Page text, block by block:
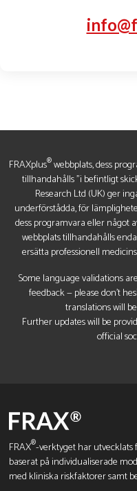
FRAXplus®webbplats, dess
tillhandahålls "i befintligt
Research Ltd (UK) ger
underförstådda, för
dess programvara eller något
webbplats tillhandahålls
ersätta professionell
Some language validations
feedback — please don’t
translations will
Further updates will be
official
FRAX®-verktyget har
baserat på individualiserade
med kliniska riskfaktorer samt